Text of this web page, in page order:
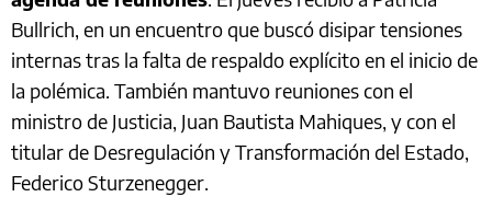
Bullrich, en un encuentro que buscó disipar tensiones
internas tras la falta de respaldo explícito en el inicio de
la polémica. También mantuvo reuniones con el
ministro de Justicia, Juan Bautista Mahiques, y con el
titular de Desregulación y Transformación del Estado,
Federico Sturzenegger.